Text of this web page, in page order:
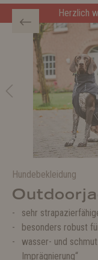
Herzlich
Hundebekleidung
sehr
besonders robust
wasser- und
Imprägnierung“